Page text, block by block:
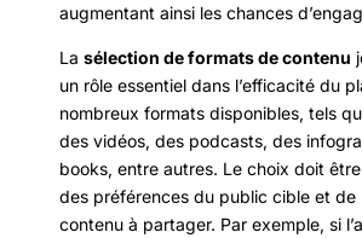
augmentant ainsi les chances
La sélection de formats de contenu
un rôle essentiel dans l’efficacité du
nombreux formats disponibles, tels
des vidéos, des podcasts, des
books, entre autres. Le choix doit
des préférences du public cible et de
contenu à partager. Par exemple, si